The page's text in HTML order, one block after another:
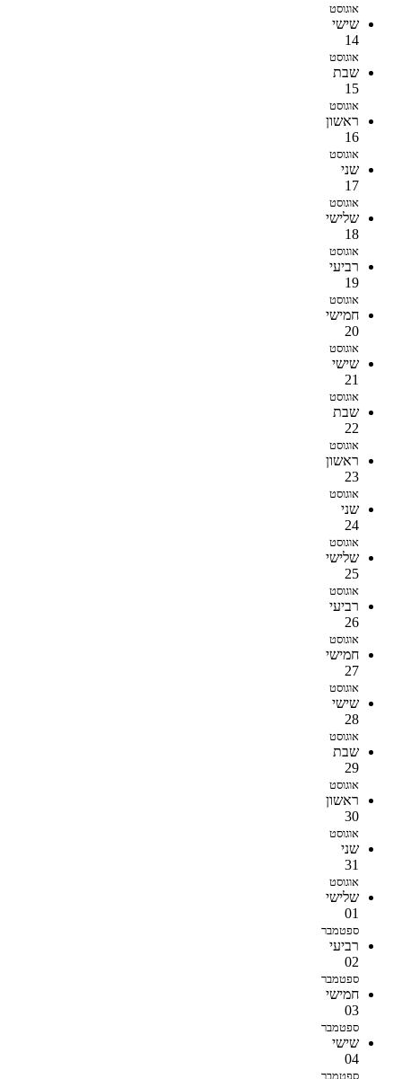
אוגוסט
שישי
14
אוגוסט
שבת
15
אוגוסט
ראשון
16
אוגוסט
שני
17
אוגוסט
שלישי
18
אוגוסט
רביעי
19
אוגוסט
חמישי
20
אוגוסט
שישי
21
אוגוסט
שבת
22
אוגוסט
ראשון
23
אוגוסט
שני
24
אוגוסט
שלישי
25
אוגוסט
רביעי
26
אוגוסט
חמישי
27
אוגוסט
שישי
28
אוגוסט
שבת
29
אוגוסט
ראשון
30
אוגוסט
שני
31
אוגוסט
שלישי
01
ספטמבר
רביעי
02
ספטמבר
חמישי
03
ספטמבר
שישי
04
ספטמבר